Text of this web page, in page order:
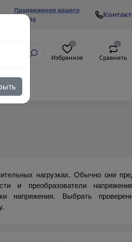
Продвижение вашего
бренда
0
Избранное
0
Сравнить
нагрузках. Обычно они
и преобразователи
напряжения. Выбрать